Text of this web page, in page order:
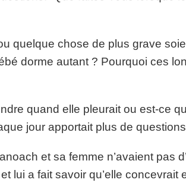
quelque chose de plus grave
dorme autant ? Pourquoi ces
quand elle pleurait ou est-ce
jour apportait plus de
et sa femme n’avaient pas
lui a fait savoir qu’elle concevrait